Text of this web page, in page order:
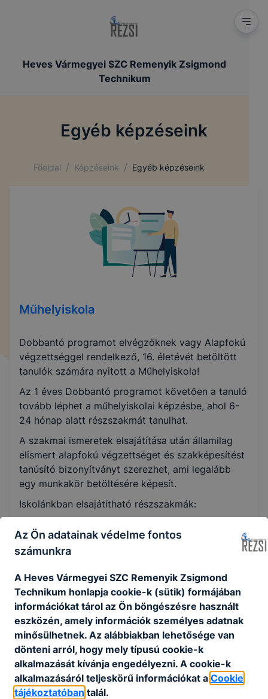
Heves Vármegyei SZC Remenyik Zsigmond
Technikum
Egyéb képzéseink
Főoldal / Képzéseink / Egyéb képzéseink
Műhelyiskola
Dobbantó programot elvégzőknek vagy Alapfokú
végzettséggel rendelkező, 16. életévét betöltött
tanulók számára nyitott a Műhelyiskola!
Az 1 éves Dobbantó programot követően a tanuló
tovább léphet a műhelyiskolai képzésbe, ahol 6-
24 hónap alatt részszakmát tanulhat.
A szakmai ismeretek elsajátítása után államilag
elismert alapfokú végzettséget és szakképesítést
tanúsító bizonyítványt szerezhet, ami legalább
egy munkakör betöltésére képesít.
Iskolánkban elsajátítható részszakmák:
logisztikai feldolgozó
Dobbantó program
Ennek keretében a szakképző iskola előkészítő
évfolyamán alapkompetencia-fejlesztés folyik
majd, amelynek célja, hogy az alapfokú
végzettséggel nem rendelkező, 16. életévüket már
betöltött fiatalokat felkészítse a szakmatanulásra.
Az Ön adatainak védelme fontos
számunkra
A Heves Vármegyei SZC Remenyik Zsigmond
Technikum honlapja cookie-k (sütik) formájában
információkat tárol az Ön böngészésre használt
eszközén, amely információk személyes adatnak
minősülhetnek. Az alábbiakban lehetősége van
dönteni arról, hogy mely típusú cookie-k
alkalmazását kívánja engedélyezni. A cookie-k
alkalmazásáról teljeskörű információkat a Cookie
tájékoztatóban talál.